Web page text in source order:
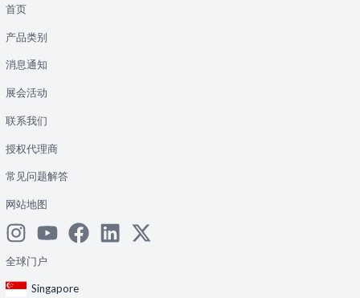
首页
产品类别
消息通知
展会活动
联系我们
授权代理商
常见问题解答
网站地图
全球门户
Singapore